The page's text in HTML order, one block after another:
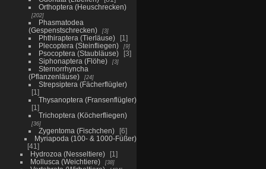
Orthoptera (Heuschrecken)
202
Phasmatodea
(Gespenstschrecken)
3
Phthiraptera (Tierläuse)
1
Plecoptera (Steinfliegen)
9
Psocoptera (Staubläuse)
3
Siphonaptera (Flöhe)
3
Sternorrhyncha
(Pflanzenläuse)
24
Strepsiptera (Fächerflügler)
1
Thysanoptera (Fransenflügler)
1
Trichoptera (Köcherfliegen)
36
Zygentoma (Fischchen)
6
Myriapoda (100- & 1000-Füßer)
41
Hydrozoa (Nesseltiere)
1
Mollusca (Weichtiere)
38